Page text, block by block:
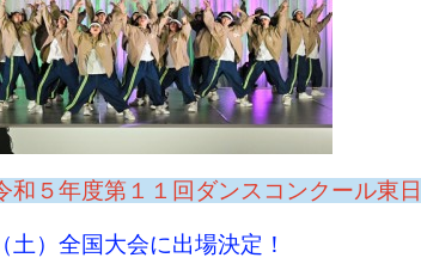
和５年度第１１回ダンスコンクール東
土）全国大会に出場決定！